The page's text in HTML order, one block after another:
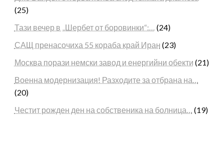
(25)
Тази вечер в „Шербет от боровинки“:… (24)
САЩ пренасочиха 55 кораба край Иран (23)
Москва порази немски завод и енергийни обекти (21)
Военна модернизация! Разходите за отбрана на…
(20)
Честит рожден ден на собственика на болница… (19)